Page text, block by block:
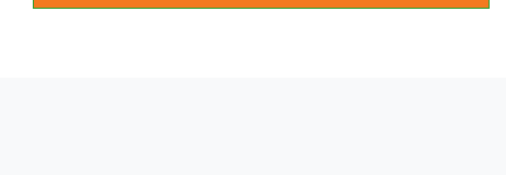
50933 Köln